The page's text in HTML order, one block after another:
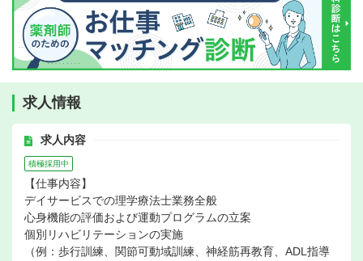
求人情報
求人内容
積極採用中
【仕事内容】
デイサービスでの理学療法士業務全般
心身機能の評価および運動プログラムの立案
個別リハビリテーションの実施
（例：歩行訓練、関節可動域訓練、神経筋再教育、ADL指導